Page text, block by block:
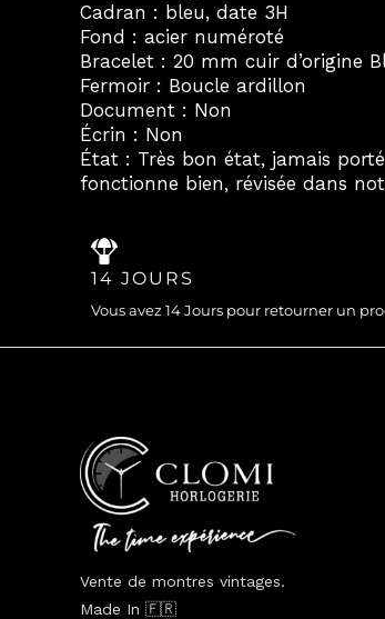
Cadran : bleu, date 3H
Fond : acier numéroté
Bracelet : 20 mm cuir d’origine
Fermoir : Boucle ardillon
Document : Non
Écrin : Non
État : Très bon état, jamais
fonctionne bien, révisée dans
14 JOURS
Vous avez 14 Jours pour retourner un
Vente de montres vintages.
Made In 🇫🇷